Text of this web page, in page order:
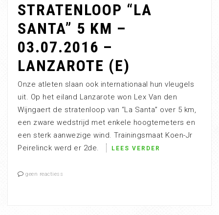
STRATENLOOP “LA
SANTA” 5 KM –
03.07.2016 –
LANZAROTE (E)
Onze atleten slaan ook internationaal hun vleugels
uit. Op het eiland Lanzarote won Lex Van den
Wijngaert de stratenloop van “La Santa” over 5 km,
een zware wedstrijd met enkele hoogtemeters en
een sterk aanwezige wind. Trainingsmaat Koen-Jr
Peirelinck werd er 2de.
LEES VERDER
geen reactiess